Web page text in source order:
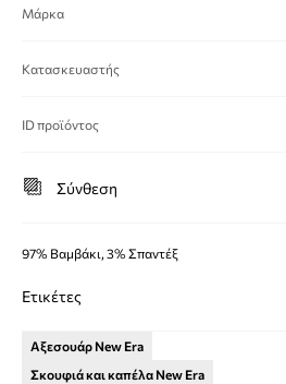
Μάρκα
Κατασκευαστής
ID προϊόντος
Σύνθεση
97% Βαμβάκι, 3% Σπαντέξ
Ετικέτες
Αξεσουάρ New Era
Σκουφιά και καπέλα New Era